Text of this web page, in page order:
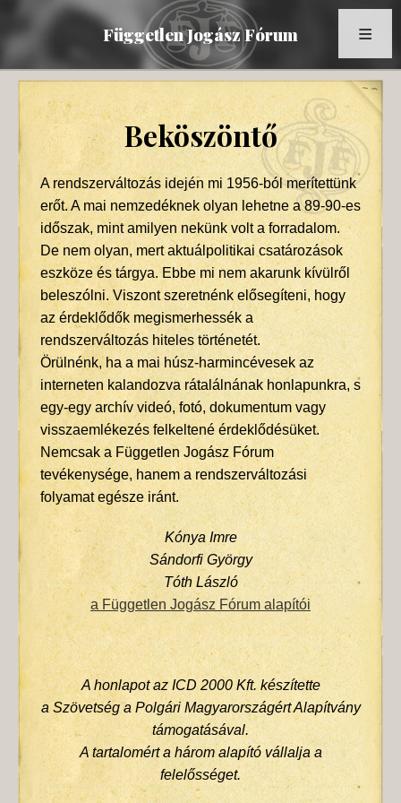
Független Jogász Fórum
Főoldal
Kronológia
Dokumentumok
Múltidéző
Tagok
Képek
Az FJF az MTI-ben
Beköszöntő
A rendszerváltozás idején mi 1956-ból merítettünk
erőt. A mai nemzedéknek olyan lehetne a 89-90-es
időszak, mint amilyen nekünk volt a forradalom.
De nem olyan, mert aktuálpolitikai csatározások
eszköze és tárgya. Ebbe mi nem akarunk kívülről
beleszólni. Viszont szeretnénk elősegíteni, hogy
az érdeklődők megismerhessék a
rendszerváltozás hiteles történetét.
Örülnénk, ha a mai húsz-harmincévesek az
interneten kalandozva rátalálnának honlapunkra, s
egy-egy archív videó, fotó, dokumentum vagy
visszaemlékezés felkeltené érdeklődésüket.
Nemcsak a Független Jogász Fórum
tevékenysége, hanem a rendszerváltozási
folyamat egésze iránt.
Kónya Imre
Sándorfi György
Tóth László
a Független Jogász Fórum alapítói
A honlapot az ICD 2000 Kft. készítette
a Szövetség a Polgári Magyarországért Alapítvány
támogatásával.
A tartalomért a három alapító vállalja a
felelősséget.